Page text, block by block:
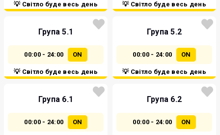
💡 Світло буде весь день 💡 Світло буде весь день
Група 5.1
00:00 - 24:00 ON
💡 Світло буде весь день
Група 5.2
00:00 - 24:00 ON
💡 Світло буде весь день
Група 6.1
00:00 - 24:00 ON
Група 6.2
00:00 - 24:00 ON